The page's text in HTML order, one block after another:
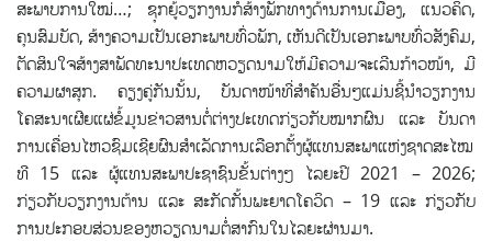
ສະພາບການໃໝ່…; ຊຸກຍູ້ວຽກງານກໍ່ສ້າງພັກທາງດ້ານການເມືອງ, ແນວຄິດ,
ຄຸນສົມບັດ, ສ້າງຄວາມເປັນເອກະພາບທົ່ວພັກ, ເຫັນດີເປັນເອກະພາບທົ່ວສັງຄົມ,
ຕັດສິນໃຈສ້າງສາພັດທະນາປະເທດຫວຽດນາມໃຫ້ມີຄວາມຈະເລີນກ້າວໜ້າ, ມີ
ຄວາມຜາສຸກ. ຄຽງຄູ່ກັນນັ້ນ, ບັນດາໜ້າທີ່ສຳຄັນອື່ນໆແມ່ນຊີ້ນຳວຽກງານ
ໂຄສະນາເຜີຍແຜ່ຂໍ້ມູນຂ່າວສານຕໍ່ຕ່າງປະເທດກ່ຽວກັບໝາກຜົນ ແລະ ບັນດາ
ການເຄື່ອນໄຫວຊົມເຊີຍຜົນສຳເລັດການເລືອກຕັ້ງຜູ້ແທນສະພາແຫ່ງຊາດສະໄໝ
ທີ 15 ແລະ ຜູ້ແທນສະພາປະຊາຊົນຂັ້ນຕ່າງໆ ໄລຍະປີ 2021 – 2026;
ກ່ຽວກັບວຽກງານຕ້ານ ແລະ ສະກັດກັ້ນພະຍາດໂຄວິດ – 19 ແລະ ກ່ຽວກັບ
ການປະກອບສ່ວນຂອງຫວຽດນາມຕໍ່ສາກົນໃນໄລຍະຜ່ານມາ.